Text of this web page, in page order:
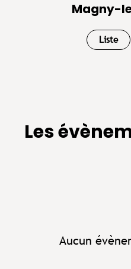
Magny-
Liste
Les
Aucun